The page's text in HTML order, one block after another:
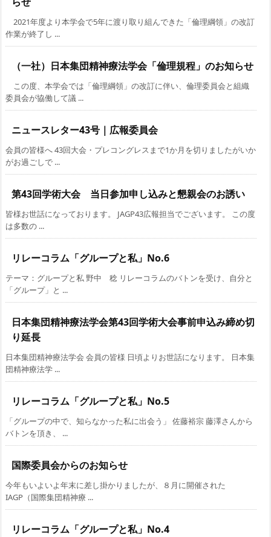
2021年度より本学会で5年に渡り取り組んできた「倫理綱領」の改訂
作業が終了し ...
（一社）日本集団精神療法学会「倫理規程」のお知らせ
この度、本学会では「倫理綱領」の改訂に伴い、倫理委員会と組織
委員会が協働して議 ...
ニュースレター43号｜広報委員会
会員の皆様へ 43回大会・プレコングレスまで1か月を切りましたがいか
がお過ごしで ...
第43回学術大会 当日参加申し込みと懇親会のお誘い
皆様お世話になっております。 JAGP43広報担当でございます。 この度
は多数の ...
リレーコラム「グループと私」No.6
テーマ：グループと私 野中 稔 リレーコラムのバトンを受け、自分と
「グループ」と ...
日本集団精神療法学会第43回学術大会事前申込み締め切
り延長
日本集団精神療法学会 会員の皆様 日頃よりお世話になります。 日本集
団精神療法学 ...
リレーコラム「グループと私」No.5
「グループの中で、知らなかった私に出会う」 佐藤裕宗 藤澤さんから
バトンを頂き、 ...
国際委員会からのお知らせ
今年もいよいよ年末に差し掛かりましたが、８月に開催された
IAGP（国際集団精神療 ...
リレーコラム「グループと私」No.4